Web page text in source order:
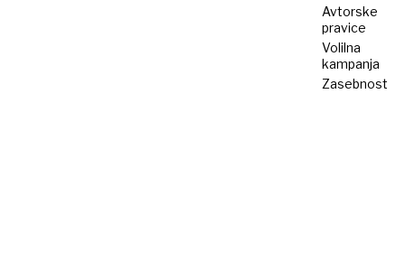
Avtorske
pravice
Volilna
kampanja
Zasebnost